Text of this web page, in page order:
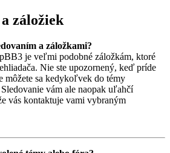
záložiek
a záložkami?
je veľmi podobné záložkám, ktoré
Nie ste upozornený, keď príde
môžete sa kedykoľvek do témy
vám ale naopak uľahčí
vás kontaktuje vami vybraným